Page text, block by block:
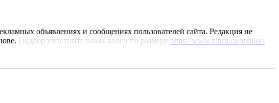
объявлениях и сообщениях пользователей сайта. Редакция не
Подбор уплотнительных колец по размеру https://www.binrti.ru/podbor-